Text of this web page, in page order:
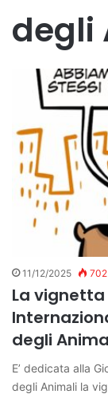
degli
11/12/2025 702
La
degli
E’ dedicata alla
degli Animali la